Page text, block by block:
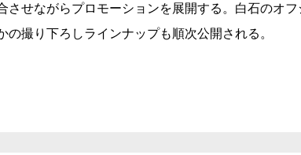
させながらプロモーションを展開する。白石のオフ
撮り下ろしラインナップも順次公開される。